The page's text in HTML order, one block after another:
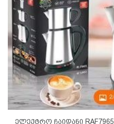
Ელექტრო Ჩაიდანი RAF7965